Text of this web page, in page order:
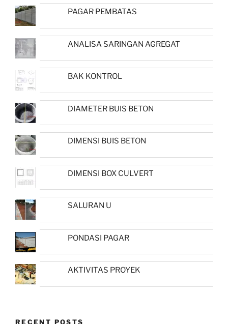
PAGAR PEMBATAS
ANALISA SARINGAN AGREGAT
BAK KONTROL
DIAMETER BUIS BETON
DIMENSI BUIS BETON
DIMENSI BOX CULVERT
SALURAN U
PONDASI PAGAR
AKTIVITAS PROYEK
RECENT POSTS